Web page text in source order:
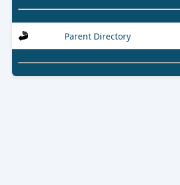
Parent Directory